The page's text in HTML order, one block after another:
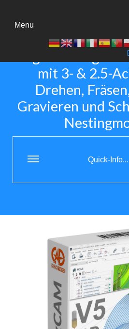
SimplexCAM 3D
eigenständiges
mit 3- & 2.5-
Drehen,
Gravieren und
Quick-Info...
Menu